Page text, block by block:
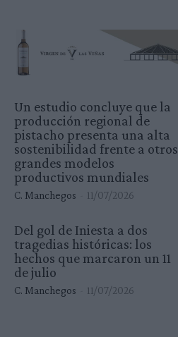
Un estudio concluye que la
producción regional de
pistacho presenta una alta
sostenibilidad frente a otros
grandes modelos
productivos mundiales
C. Manchegos 11/07/2026
Del gol de Iniesta a dos
tragedias históricas: los
hechos que marcaron un 11
de julio
C. Manchegos 11/07/2026